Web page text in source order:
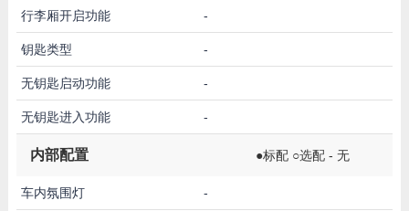
行李厢开启功能 -
钥匙类型 -
无钥匙启动功能 -
无钥匙进入功能 -
内部配置 ●标配 ○选配 - 无
车内氛围灯 -